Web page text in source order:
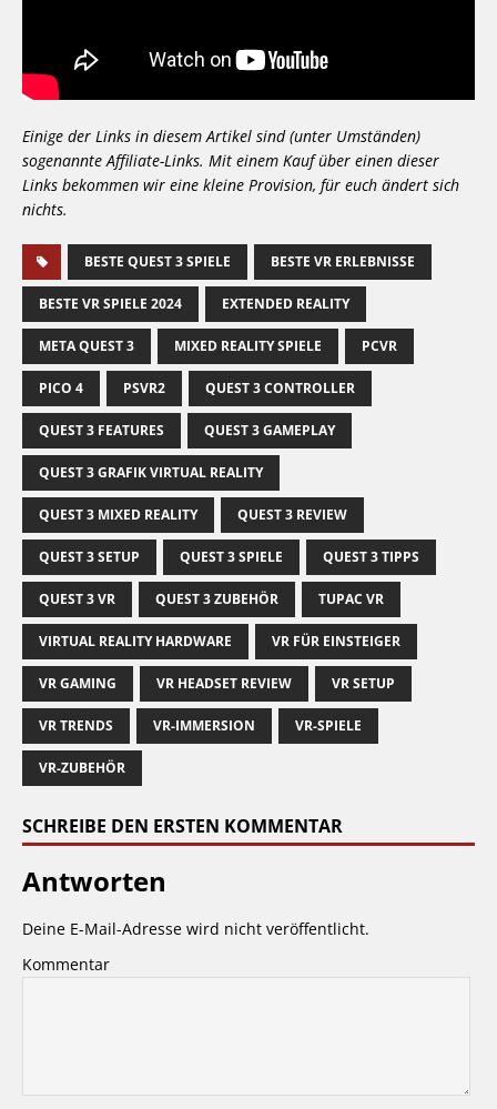
Einige der Links in diesem Artikel sind (unter Umständen)
sogenannte Affiliate-Links. Mit einem Kauf über einen dieser
Links bekommen wir eine kleine Provision, für euch ändert sich
nichts.
BESTE QUEST 3 SPIELE BESTE VR ERLEBNISSE
BESTE VR SPIELE 2024 EXTENDED REALITY
META QUEST 3 MIXED REALITY SPIELE PCVR
PICO 4 PSVR2 QUEST 3 CONTROLLER
QUEST 3 FEATURES QUEST 3 GAMEPLAY
QUEST 3 GRAFIK VIRTUAL REALITY
QUEST 3 MIXED REALITY QUEST 3 REVIEW
QUEST 3 SETUP QUEST 3 SPIELE QUEST 3 TIPPS
QUEST 3 VR QUEST 3 ZUBEHÖR TUPAC VR
VIRTUAL REALITY HARDWARE VR FÜR EINSTEIGER
VR GAMING VR HEADSET REVIEW VR SETUP
VR TRENDS VR-IMMERSION VR-SPIELE
VR-ZUBEHÖR
SCHREIBE DEN ERSTEN KOMMENTAR
Antworten
Deine E-Mail-Adresse wird nicht veröffentlicht.
Kommentar